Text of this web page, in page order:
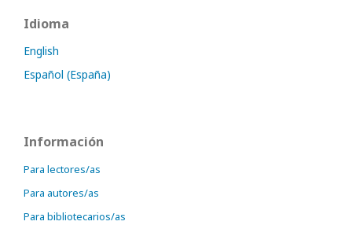
Idioma
English
Español (España)
Información
Para lectores/as
Para autores/as
Para bibliotecarios/as